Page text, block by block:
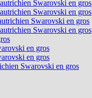
Swarovski en gros
Swarovski en gros
Swarovski en gros
Swarovski en gros
en gros
en gros
Swarovski en gros